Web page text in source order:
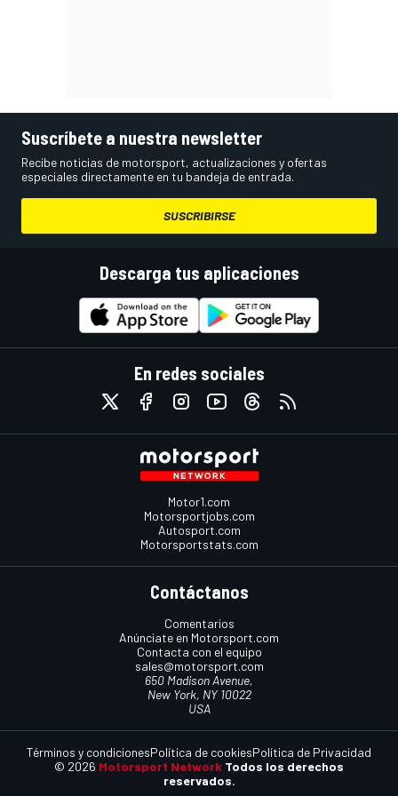
Suscríbete a nuestra newsletter
Recibe noticias de motorsport, actualizaciones y ofertas
especiales directamente en tu bandeja de entrada.
SUSCRIBIRSE
Descarga tus aplicaciones
En redes sociales
Motor1.com
Motorsportjobs.com
Autosport.com
Motorsportstats.com
Contáctanos
Comentarios
Anúnciate en Motorsport.com
Contacta con el equipo
sales@motorsport.com
650 Madison Avenue,
New York, NY 10022
USA
© 2026 Motorsport Network Todos los derechos
reservados.
Términos y condicionesPolítica de cookiesPolítica de Privacidad